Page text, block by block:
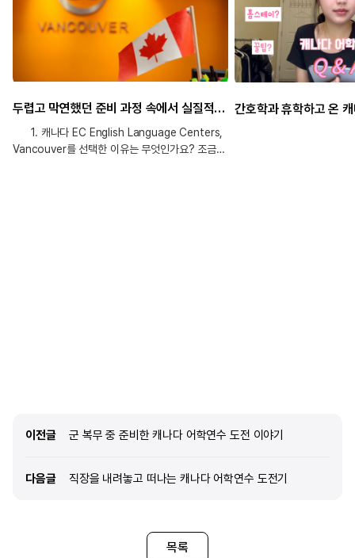
두렵고 막연했던 준비 과정 속에서 실질적인 도움 뿐 아니라 심리적인 용기까지 얻을 수 있었어요!
1. 캐나다 EC English Language Centers,
Vancouver를 선택한 이유는 무엇인가요? 조금
이전글 이전글
군 복무 중 준비한 캐나다 어학연수 도전 이야기
다음글 다음글
직장을 내려놓고 떠나는 캐나다 어학연수 도전기
목록